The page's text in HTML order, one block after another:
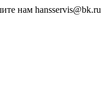
нам hansservis@bk.ru